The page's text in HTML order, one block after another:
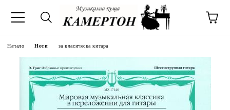
Начало Ноти за класическа китара